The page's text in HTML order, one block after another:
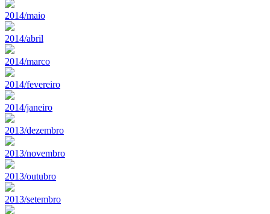
2014/maio
2014/abril
2014/marco
2014/fevereiro
2014/janeiro
2013/dezembro
2013/novembro
2013/outubro
2013/setembro